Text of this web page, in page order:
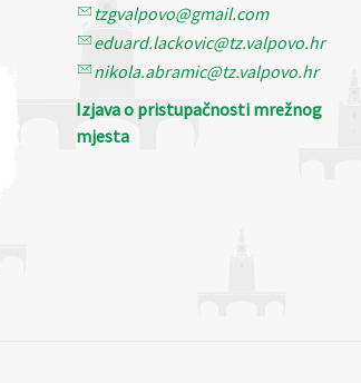
tzgvalpovo@gmail.com
eduard.lackovic@tz.valpovo.hr
nikola.abramic@tz.valpovo.hr
Izjava o pristupačnosti mrežnog
mjesta